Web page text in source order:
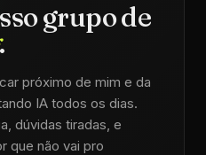
grupo de
.
próximo de mim e da
IA todos os dias.
dúvidas tiradas, e
que não vai pro